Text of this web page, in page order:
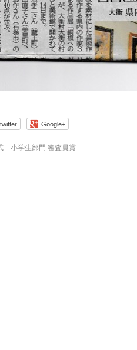
twitter Google+
小学生部門 審査員賞